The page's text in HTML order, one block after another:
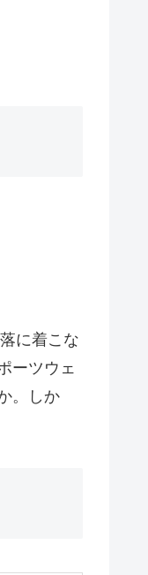
に着こな
ーツウェ
。しか